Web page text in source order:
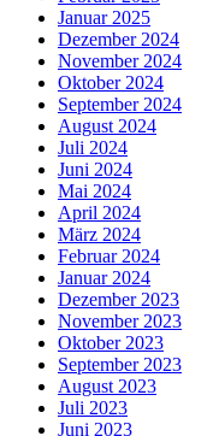
Januar 2025
Dezember 2024
November 2024
Oktober 2024
September 2024
August 2024
Juli 2024
Juni 2024
Mai 2024
April 2024
März 2024
Februar 2024
Januar 2024
Dezember 2023
November 2023
Oktober 2023
September 2023
August 2023
Juli 2023
Juni 2023